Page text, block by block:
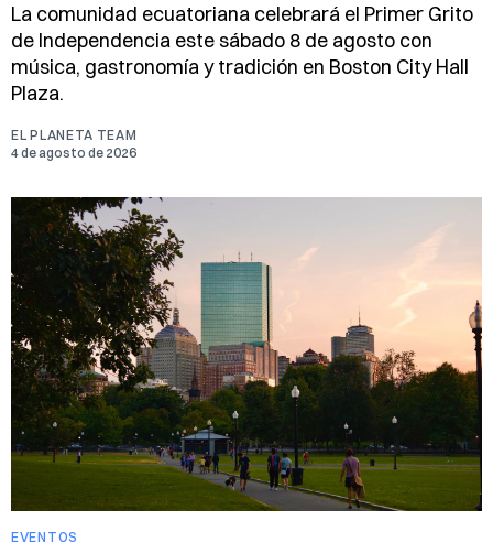
La comunidad ecuatoriana celebrará el Primer Grito
de Independencia este sábado 8 de agosto con
música, gastronomía y tradición en Boston City Hall
Plaza.
EL PLANETA TEAM
4 de agosto de 2026
EVENTOS